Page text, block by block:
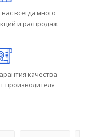
нас всегда много
и распродаж
качества
производителя